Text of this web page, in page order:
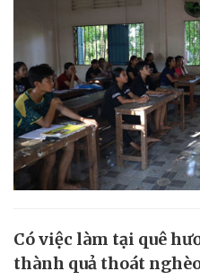
Có việc làm tại quê
thành quả thoát